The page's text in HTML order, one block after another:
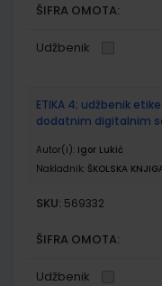
ŠIFRA OMOTA:
Udžbenik
ETIKA 4; udžbenik
dodatnim digitalnim
Autor(i): Igor Lukić
Nakladnik: ŠKOLSKA
SKU: 569332
ŠIFRA OMOTA:
Udžbenik